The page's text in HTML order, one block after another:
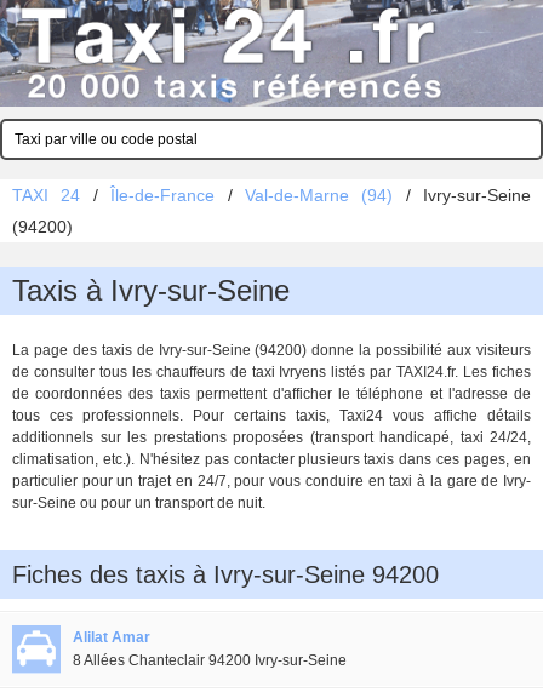
TAXI 24 / Île-de-France / Val-de-Marne (94) / Ivry-sur-Seine
(94200)
Taxis à Ivry-sur-Seine
La page des taxis de Ivry-sur-Seine (94200) donne la possibilité aux visiteurs
de consulter tous les chauffeurs de taxi Ivryens listés par TAXI24.fr. Les fiches
de coordonnées des taxis permettent d'afficher le téléphone et l'adresse de
tous ces professionnels. Pour certains taxis, Taxi24 vous affiche détails
additionnels sur les prestations proposées (transport handicapé, taxi 24/24,
climatisation, etc.). N'hésitez pas contacter plusieurs taxis dans ces pages, en
particulier pour un trajet en 24/7, pour vous conduire en taxi à la gare de Ivry-
sur-Seine ou pour un transport de nuit.
Fiches des taxis à Ivry-sur-Seine 94200
Alilat Amar
8 Allées Chanteclair 94200 Ivry-sur-Seine